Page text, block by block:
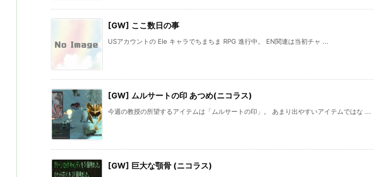
[GW] ここ数日の事
USアカウントの Ele キャラでちまちま RPG 進行中。 EN関連は当初チャ ...
[GW] ムルサートの印 あつめ(ニコラス)
今週の教授の所望するアイテムは「ムルサートの印」。 あまり出やすいアイテムではな ...
[GW] 巨大な顎骨 (ニコラス)